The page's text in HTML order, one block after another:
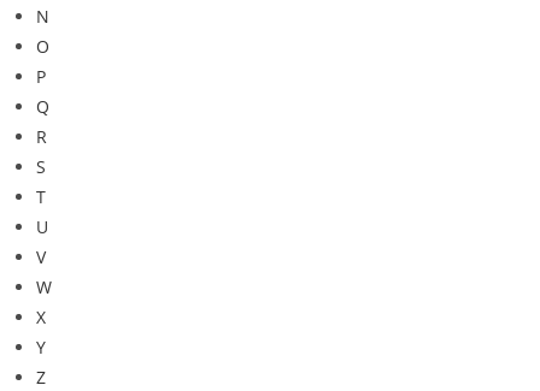
N
O
P
Q
R
S
T
U
V
W
X
Y
Z